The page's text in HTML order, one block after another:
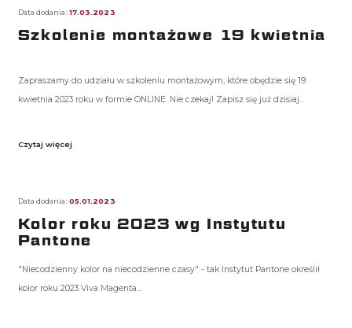
Data dodania:17.03.2023
Szkolenie montażowe 19 kwietnia
Zapraszamy do udziału w szkoleniu montażowym, które obędzie się 19
kwietnia 2023 roku w formie ONLINE. Nie czekaj! Zapisz się już dzisiaj...
Czytaj więcej
Data dodania:05.01.2023
Kolor roku 2023 wg Instytutu
Pantone
"Niecodzienny kolor na niecodzienne czasy" - tak Instytut Pantone określił
kolor roku 2023 Viva Magenta...